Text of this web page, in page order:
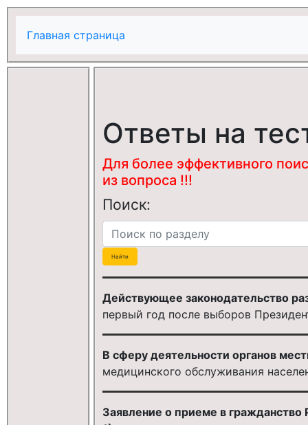
Главная страница
Ответы на
Для более эффективного
из вопроса !!!
Поиск:
Действующее законодательство
первый год после выборов
В сферу деятельности органов
медицинского обслуживания
Заявление о приеме в